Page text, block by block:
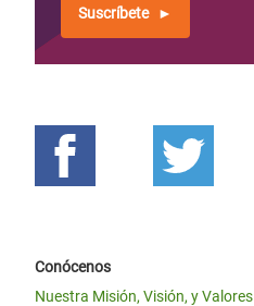
Suscríbete
Conócenos
Nuestra Misión, Visión, y Valores